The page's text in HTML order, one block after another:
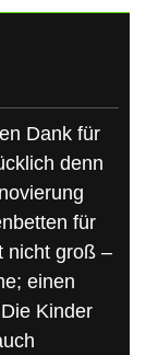
Dank für
denn
für
nicht groß –
einen
Kinder